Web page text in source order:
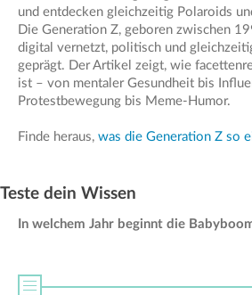
und entdecken gleichzeitig Polaroids
Die Generation Z, geboren zwischen
digital vernetzt, politisch und
geprägt. Der Artikel zeigt, wie
ist – von mentaler Gesundheit bis
Protestbewegung bis Meme-Humor.
Finde heraus, was die Generation Z so
Teste dein Wissen
In welchem Jahr beginnt die